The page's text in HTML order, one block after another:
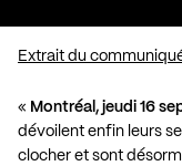
Extrait du
« Montréal, jeudi 16
dévoilent enfin leurs
clocher et sont